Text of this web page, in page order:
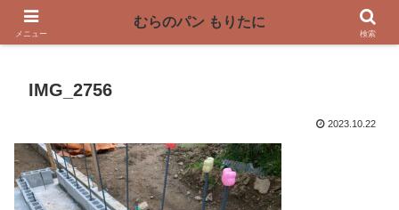
〜奈良県曽爾村の薪窯パン屋〜
IMG_2756
2023.10.22
メニュー
むらのパン もりたに
検索